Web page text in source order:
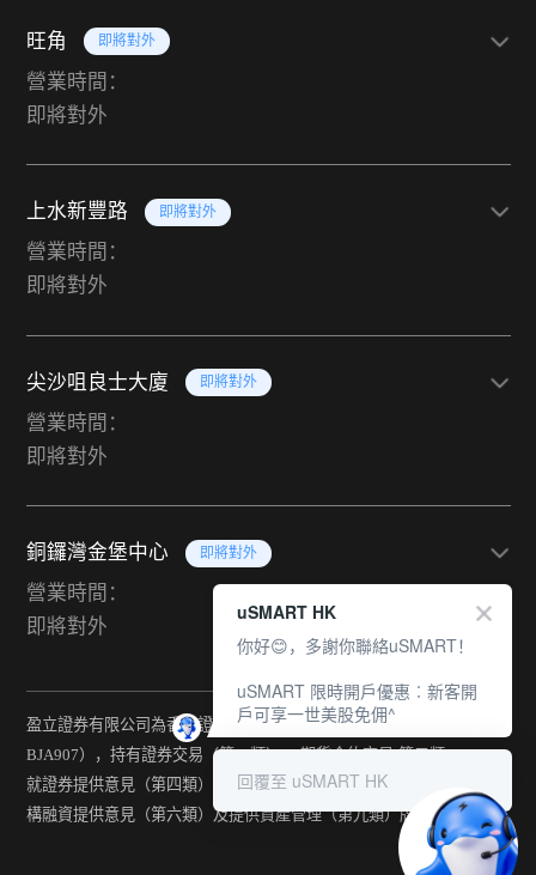
旺角 即將對外
營業時間：
即將對外
上水新豐路 即將對外
營業時間：
即將對外
尖沙咀良士大廈 即將對外
營業時間：
即將對外
銅鑼灣金堡中心 即將對外
營業時間：
即將對外
盈立證券有限公司為香港證監會持牌法團（中央編號：
BJA907），持有證券交易（第一類） 、期貨合約交易(第二類) 、
就證券提供意見（第四類） 、就期貨合約提供意見(第五類) 、就機
構融資提供意見（第六類）及提供資產管理（第九類）牌照。
uSMART HK
你好😊，多謝你聯絡uSMART！
uSMART 限時開戶優惠︰新客開
戶可享一世美股免佣^
回覆至 uSMART HK